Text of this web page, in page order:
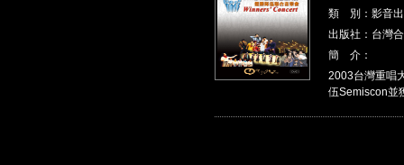
類 別：影音
出版社：台灣
簡 介：
2003台灣重唱
伍Semiscon並